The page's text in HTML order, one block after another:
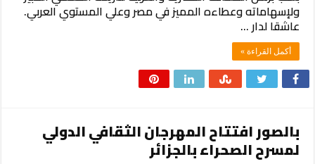
ولإسهاماته وعطاءه المميز في مصر وعلي المستوي العربي.
عاشقا لدار …
أكمل القراءة »
بالصور افتتاح المهرجان الثقافي الدولي
لمسرح الصحراء بالجزائر